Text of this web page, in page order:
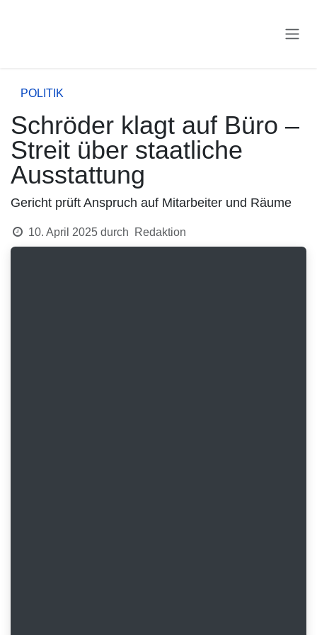
POLITIK
Schröder klagt auf Büro –
Streit über staatliche
Ausstattung
Gericht prüft Anspruch auf Mitarbeiter und Räume
10. April 2025 durch Redaktion